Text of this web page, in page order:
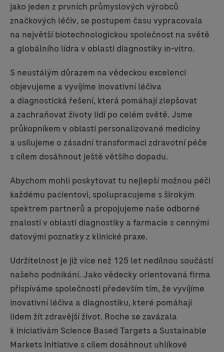
jako jeden z prvních průmyslových výrobců
značkových léčiv, se postupem času vypracovala
na největší biotechnologickou společnost na světě
a globálního lídra v oblasti diagnostiky in-vitro.
S neustálým důrazem na vědeckou excelenci
objevujeme a vyvíjíme inovativní léčiva
a diagnostická řešení, která pomáhají zlepšovat
a zachraňovat životy lidí po celém světě. Jsme
průkopníkem v oblasti personalizované medicíny
a usilujeme o zásadní transformaci zdravotní péče
s cílem dosáhnout ještě většího dopadu.
Abychom mohli poskytovat tu nejlepší možnou péči
každému pacientovi, spolupracujeme s širokým
spektrem partnerů a propojujeme naše odborné
znalosti v oblasti diagnostiky a farmacie s cennými
datovými poznatky z klinické praxe.
Udržitelnost je již více než 125 let nedílnou součástí
našeho podnikání. Jako vědecky orientovaná firma
přispíváme společnosti především tím, že vyvíjíme
inovativní léčiva a diagnostiku, které pomáhají
lidem žít zdravější život. Roche se zavázala
k iniciativám Science Based Targets a Sustainable
Markets Initiative s cílem dosáhnout uhlíkové